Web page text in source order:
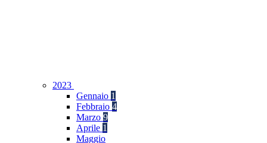
2023
Gennaio 1
Febbraio 4
Marzo 9
Aprile 1
Maggio